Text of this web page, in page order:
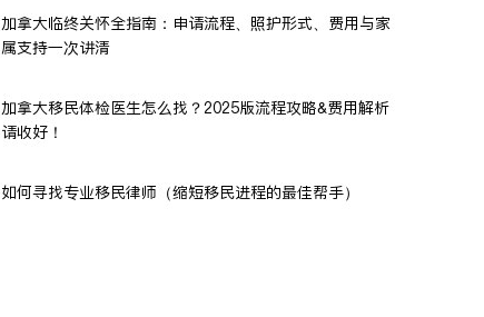
加拿大临终关怀全指南：申请流程、照护形式、费用与家
属支持一次讲清
加拿大移民体检医生怎么找？2025版流程攻略&费用解析
请收好！
如何寻找专业移民律师（缩短移民进程的最佳帮手）